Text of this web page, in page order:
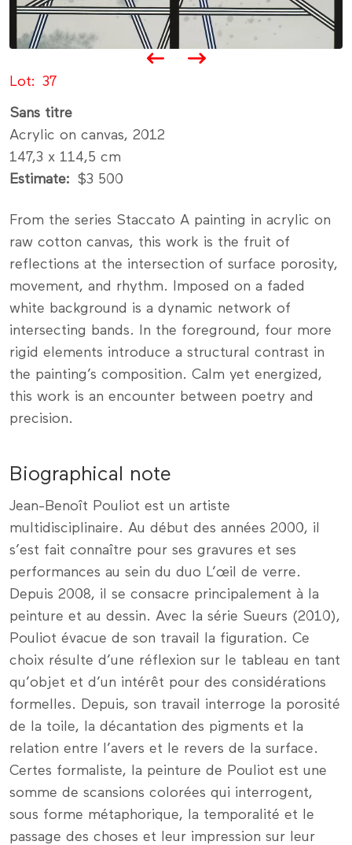
Lot 37
Sans titre
Acrylic on canvas, 2012
147,3 x 114,5 cm
Estimate
$3 500
From the series Staccato A painting in acrylic on
raw cotton canvas, this work is the fruit of
reflections at the intersection of surface porosity,
movement, and rhythm. Imposed on a faded
white background is a dynamic network of
intersecting bands. In the foreground, four more
rigid elements introduce a structural contrast in
the painting’s composition. Calm yet energized,
this work is an encounter between poetry and
precision.
Biographical note
Jean-Benoît Pouliot est un artiste
multidisciplinaire. Au début des années 2000, il
s’est fait connaître pour ses gravures et ses
performances au sein du duo L’œil de verre.
Depuis 2008, il se consacre principalement à la
peinture et au dessin. Avec la série Sueurs (2010),
Pouliot évacue de son travail la figuration. Ce
choix résulte d’une réflexion sur le tableau en tant
qu’objet et d’un intérêt pour des considérations
formelles. Depuis, son travail interroge la porosité
de la toile, la décantation des pigments et la
relation entre l’avers et le revers de la surface.
Certes formaliste, la peinture de Pouliot est une
somme de scansions colorées qui interrogent,
sous forme métaphorique, la temporalité et le
passage des choses et leur impression sur leur